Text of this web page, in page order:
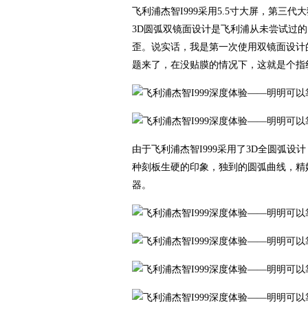
飞利浦杰智I999采用5.5寸大屏，第三代
3D圆弧双镜面设计是飞利浦从未尝试过
歪。说实话，我是第一次使用双镜面设
题来了，在没贴膜的情况下，这就是个
由于飞利浦杰智I999采用了3D全圆弧设
种刻板生硬的印象，独到的圆弧曲线，
器。